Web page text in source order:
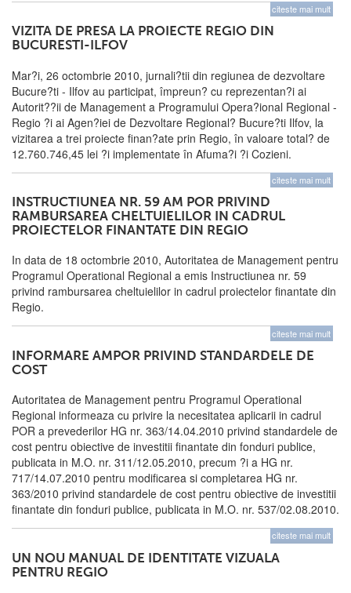
citeste mai mult
VIZITA DE PRESA LA PROIECTE REGIO DIN
BUCURESTI-ILFOV
Mar?i, 26 octombrie 2010, jurnali?tii din regiunea de dezvoltare
Bucure?ti - Ilfov au participat, împreun? cu reprezentan?i ai
Autorit??ii de Management a Programului Opera?ional Regional -
Regio ?i ai Agen?iei de Dezvoltare Regional? Bucure?ti Ilfov, la
vizitarea a trei proiecte finan?ate prin Regio, în valoare total? de
12.760.746,45 lei ?i implementate în Afuma?i ?i Cozieni.
citeste mai mult
INSTRUCTIUNEA NR. 59 AM POR PRIVIND
RAMBURSAREA CHELTUIELILOR IN CADRUL
PROIECTELOR FINANTATE DIN REGIO
In data de 18 octombrie 2010, Autoritatea de Management pentru
Programul Operational Regional a emis Instructiunea nr. 59
privind rambursarea cheltuielilor in cadrul proiectelor finantate din
Regio.
citeste mai mult
INFORMARE AMPOR PRIVIND STANDARDELE DE
COST
Autoritatea de Management pentru Programul Operational
Regional informeaza cu privire la necesitatea aplicarii in cadrul
POR a prevederilor HG nr. 363/14.04.2010 privind standardele de
cost pentru obiective de investitii finantate din fonduri publice,
publicata in M.O. nr. 311/12.05.2010, precum ?i a HG nr.
717/14.07.2010 pentru modificarea si completarea HG nr.
363/2010 privind standardele de cost pentru obiective de investitii
finantate din fonduri publice, publicata in M.O. nr. 537/02.08.2010.
citeste mai mult
UN NOU MANUAL DE IDENTITATE VIZUALA
PENTRU REGIO